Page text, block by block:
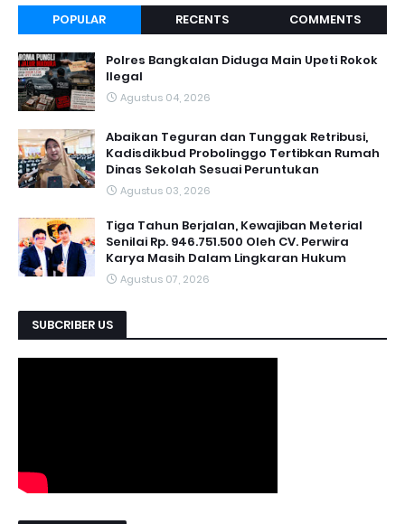
POPULAR RECENTS COMMENTS
Polres Bangkalan Diduga Main Upeti Rokok
Ilegal
Agustus 04, 2026
Abaikan Teguran dan Tunggak Retribusi,
Kadisdikbud Probolinggo Tertibkan Rumah
Dinas Sekolah Sesuai Peruntukan
Agustus 03, 2026
Tiga Tahun Berjalan, Kewajiban Meterial
Senilai Rp. 946.751.500 Oleh CV. Perwira
Karya Masih Dalam Lingkaran Hukum
Agustus 07, 2026
SUBCRIBER US